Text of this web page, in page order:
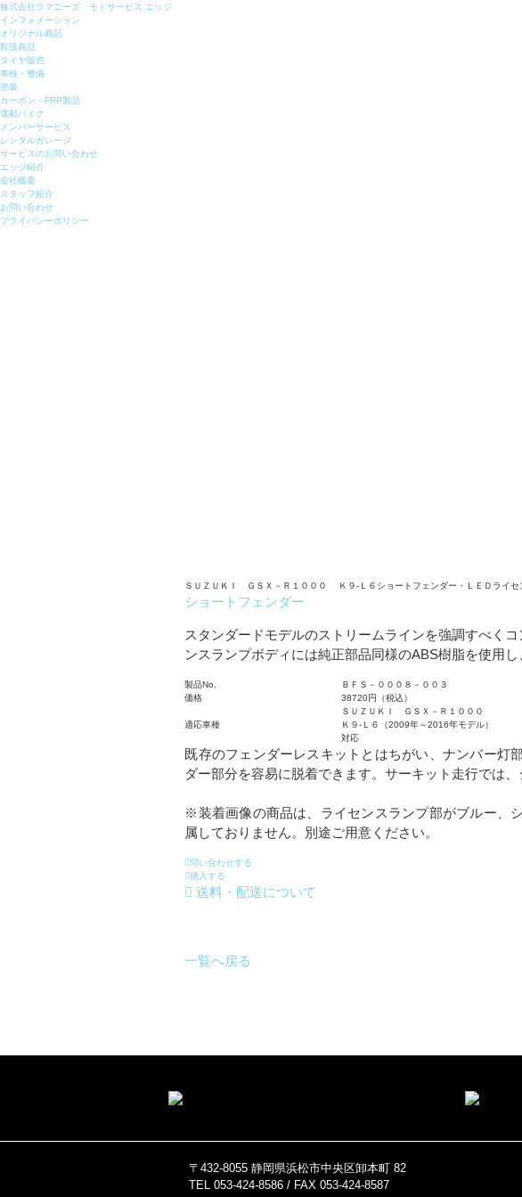
株式会社ラマニーズ モトサービス エッジ
インフォメーション
オリジナル商品
取扱商品
タイヤ販売
車検・整備
塗装
カーボン・FRP製品
電動バイク
メンバーサービス
レンタルガレージ
サービスのお問い合わせ
エッジ紹介
会社概要
スタッフ紹介
お問い合わせ
プライバシーポリシー
ＳＵＺＵＫＩ ＧＳＸ－Ｒ１０００ Ｋ９-Ｌ６ショートフェンダー・ＬＥＤライセ
ショートフェンダー
スタンダードモデルのストリームラインを強調すべく
ンスランプボディには純正部品同様のABS樹脂を使用
製品No.
ＢＦＳ－０００８－００３
価格
38720円（税込）
適応車種
ＳＵＺＵＫＩ ＧＳＸ－Ｒ１０００
Ｋ９-Ｌ６（2009年～2016年モデル）
対応
既存のフェンダーレスキットとはちがい、ナンバー灯
ダー部分を容易に脱着できます。サーキット走行では
※装着画像の商品は、ライセンスランプ部がブルー、
属しておりません。別途ご用意ください。
問い合わせする
購入する
送料・配送について
一覧へ戻る
〒432-8055 静岡県浜松市中央区卸本町 82
TEL 053-424-8586 / FAX 053-424-8587